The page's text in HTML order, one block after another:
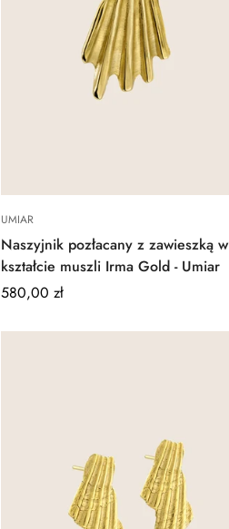
UMIAR
Naszyjnik pozłacany z zawieszką w
kształcie muszli Irma Gold - Umiar
Regular
580,00 zł